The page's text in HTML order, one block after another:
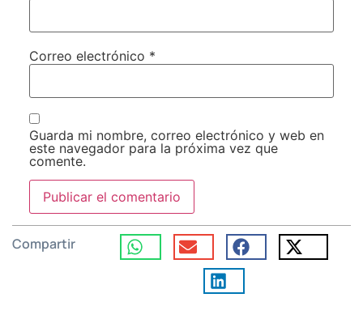
Correo electrónico *
Guarda mi nombre, correo electrónico y web en
este navegador para la próxima vez que
comente.
Compartir